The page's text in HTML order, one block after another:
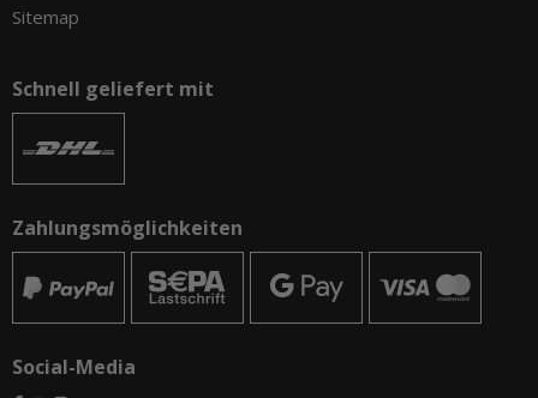
Sitemap
Schnell geliefert mit
Zahlungsmöglichkeiten
Social-Media